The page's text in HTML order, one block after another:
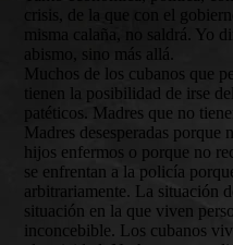
crisis, de la que con el
misma calaña, no saldrá. Yo
abismo, sino más allá.
Muchos de los cubanos que
tienen la posibilidad de irse
patéticos. Madres que no
Madres desesperadas porque
hijos enfermos o porque no
se enfrentan a la policía
arbitrariamente. La situación
situación en la que viven
inconcebible. Los cubanos